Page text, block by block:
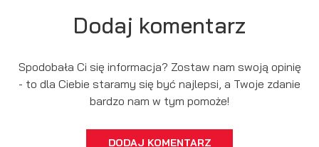
Dodaj komentarz
Spodobała Ci się informacja? Zostaw nam swoją opinię
- to dla Ciebie staramy się być najlepsi, a Twoje zdanie
bardzo nam w tym pomoże!
DODAJ KOMENTARZ